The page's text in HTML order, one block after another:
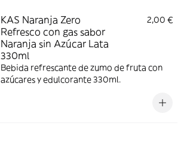
KAS Naranja Zero
Refresco con gas sabor
Naranja sin Azúcar Lata
330ml
2,00 €
Bebida refrescante de zumo de fruta con
azúcares y edulcorante 330ml.